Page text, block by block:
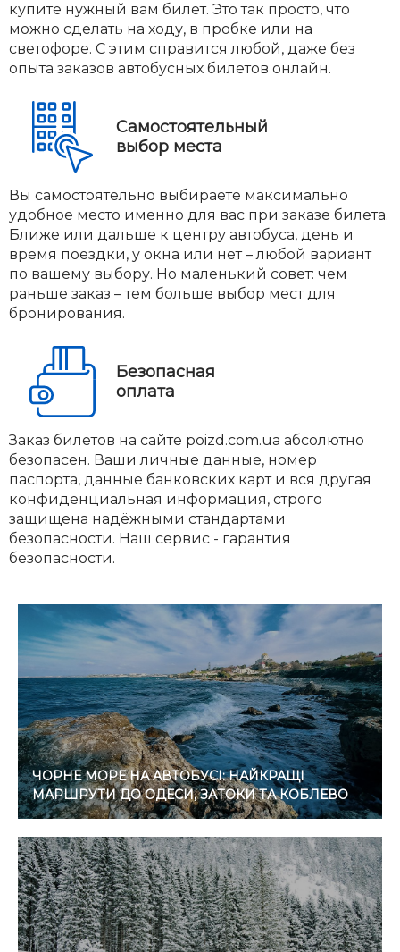
купите нужный вам билет. Это так просто, что
можно сделать на ходу, в пробке или на
светофоре. С этим справится любой, даже без
опыта заказов автобусных билетов онлайн.
Самостоятельный
выбор места
Вы самостоятельно выбираете максимально
удобное место именно для вас при заказе билета.
Ближе или дальше к центру автобуса, день и
время поездки, у окна или нет – любой вариант
по вашему выбору. Но маленький совет: чем
раньше заказ – тем больше выбор мест для
бронирования.
Безопасная
оплата
Заказ билетов на сайте poizd.com.ua абсолютно
безопасен. Ваши личные данные, номер
паспорта, данные банковских карт и вся другая
конфиденциальная информация, строго
защищена надёжными стандартами
безопасности. Наш сервис - гарантия
безопасности.
ЧОРНЕ МОРЕ НА АВТОБУСІ: НАЙКРАЩІ
МАРШРУТИ ДО ОДЕСИ, ЗАТОКИ ТА КОБЛЕВО